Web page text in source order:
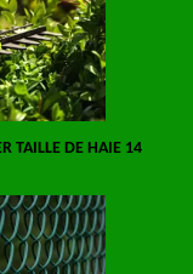
TAILLE DE HAIE 14